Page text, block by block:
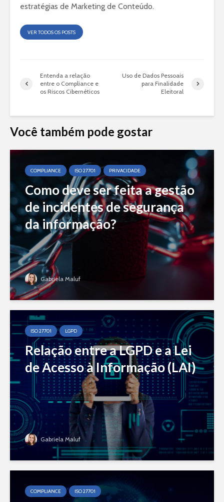
estratégias de Marketing de Conteúdo.
VER TODOS OS POSTS
Entenda a relação
entre o Compliance e
os Riscos Cibernéticos
Uso de Dados Pessoais
para Finalidade
Eleitoral
Você também pode gostar
COMPLIANCE ISO 27701 PRIVACIDADE
Como deve ser feita a gestão
de incidentes de segurança
da informação?
Gabriela Maluf
ISO 27701 LGPD
Relação entre a LGPD e a Lei
de Acesso à Informação (LAI)
Gabriela Maluf
COMPLIANCE ISO 27701